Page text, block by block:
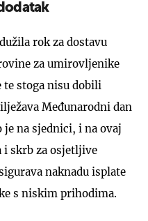
rok za dostavu
za umirovljenike
stoga nisu dobili
Međunarodni dan
na sjednici, i na ovaj
i skrb za osjetljive
naknadu isplate
s niskim prihodima.